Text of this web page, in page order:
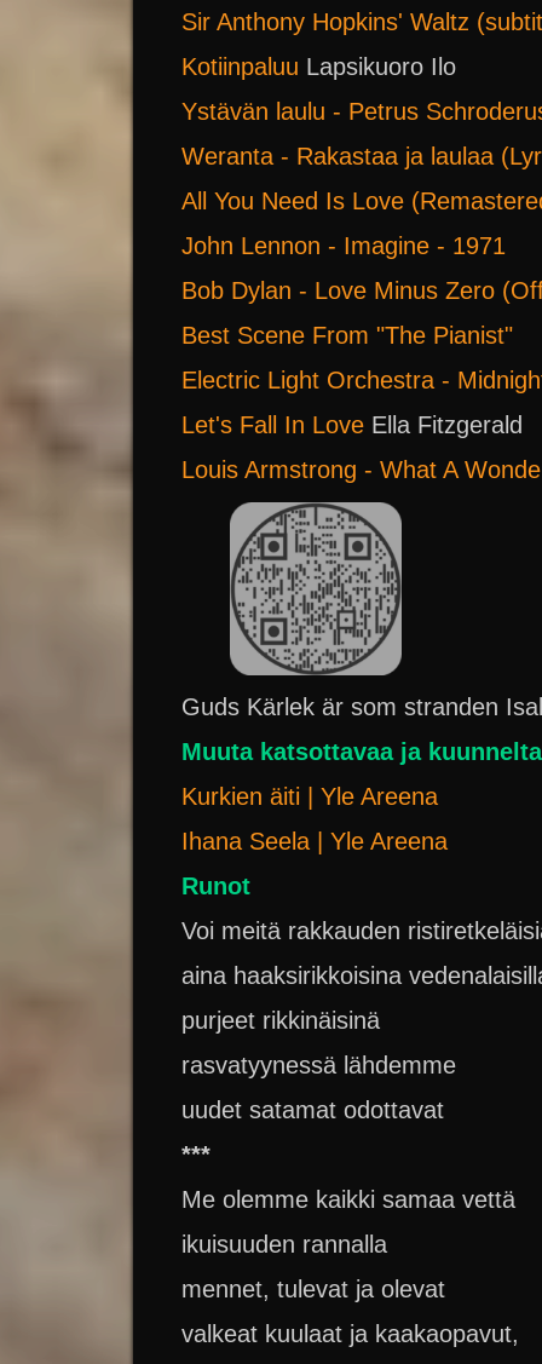
Sir Anthony Hopkins' Waltz
Kotiinpaluu Lapsikuoro Ilo
Ystävän laulu - Petrus
Weranta - Rakastaa ja laulaa
All You Need Is Love
John Lennon - Imagine - 1971
Bob Dylan - Love Minus Zero
Best Scene From "The Pianist"
Electric Light Orchestra -
Let's Fall In Love Ella Fitzgerald
Louis Armstrong - What A
Guds Kärlek är som stranden
Muuta katsottavaa ja
Kurkien äiti | Yle Areena
Ihana Seela | Yle Areena
Runot
Voi meitä rakkauden
aina haaksirikkoisina
purjeet rikkinäisinä
rasvatyynessä lähdemme
uudet satamat odottavat
***
Me olemme kaikki samaa vettä
ikuisuuden rannalla
mennet, tulevat ja olevat
valkeat kuulaat ja kaakaopavut,